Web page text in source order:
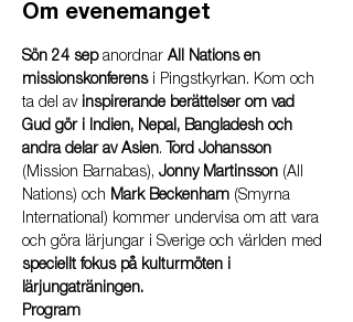
Om evenemanget
Sön 24 sep anordnar All Nations en
missionskonferens i Pingstkyrkan. Kom och
ta del av inspirerande berättelser om vad
Gud gör i Indien, Nepal, Bangladesh och
andra delar av Asien. Tord Johansson
(Mission Barnabas), Jonny Martinsson (All
Nations) och Mark Beckenham (Smyrna
International) kommer undervisa om att vara
och göra lärjungar i Sverige och världen med
speciellt fokus på kulturmöten i
lärjungaträningen.
Program